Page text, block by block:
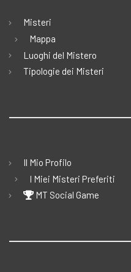
Misteri
Mappa
Luoghi del Mistero
Tipologie dei Misteri
Il Mio Profilo
I Miei Misteri Preferiti
MT Social Game